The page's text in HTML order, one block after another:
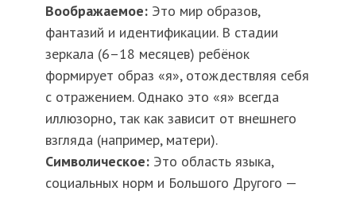
Воображаемое:Это мир образов,
фантазий и идентификации. В стадии
зеркала (6–18 месяцев) ребёнок
формирует образ «я», отождествляя себя
с отражением. Однако это «я» всегда
иллюзорно, так как зависит от внешнего
взгляда (например, матери).
Символическое:Это область языка,
социальных норм и Большого Другого —